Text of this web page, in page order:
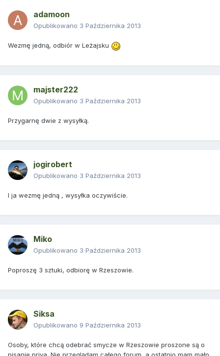
adamoon
Opublikowano 3 Października 2013
Wezmę jedną, odbiór w Leżajsku
majster222
Opublikowano 3 Października 2013
Przygarnę dwie z wysyłką.
jogirobert
Opublikowano 3 Października 2013
I ja wezmę jedną , wysyłka oczywiście.
Miko
Opublikowano 3 Października 2013
Poproszę 3 sztuki, odbiorę w Rzeszowie.
Siksa
Opublikowano 9 Października 2013
Osoby, które chcą odebrać smycze w Rzeszowie proszone są o